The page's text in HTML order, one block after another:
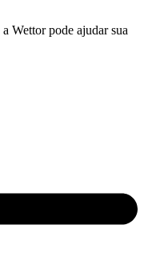
Wettor pode ajudar sua